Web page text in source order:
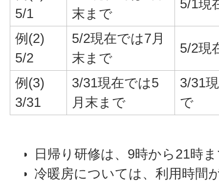
5/1
末まで
5/1現
例(2)
5/2
5/2現在では7月
末まで
5/2現
例(3)
3/31
3/31現在では5
月末まで
3/31
で
日帰り研修は、9時から21時
冷暖房については、利用時間